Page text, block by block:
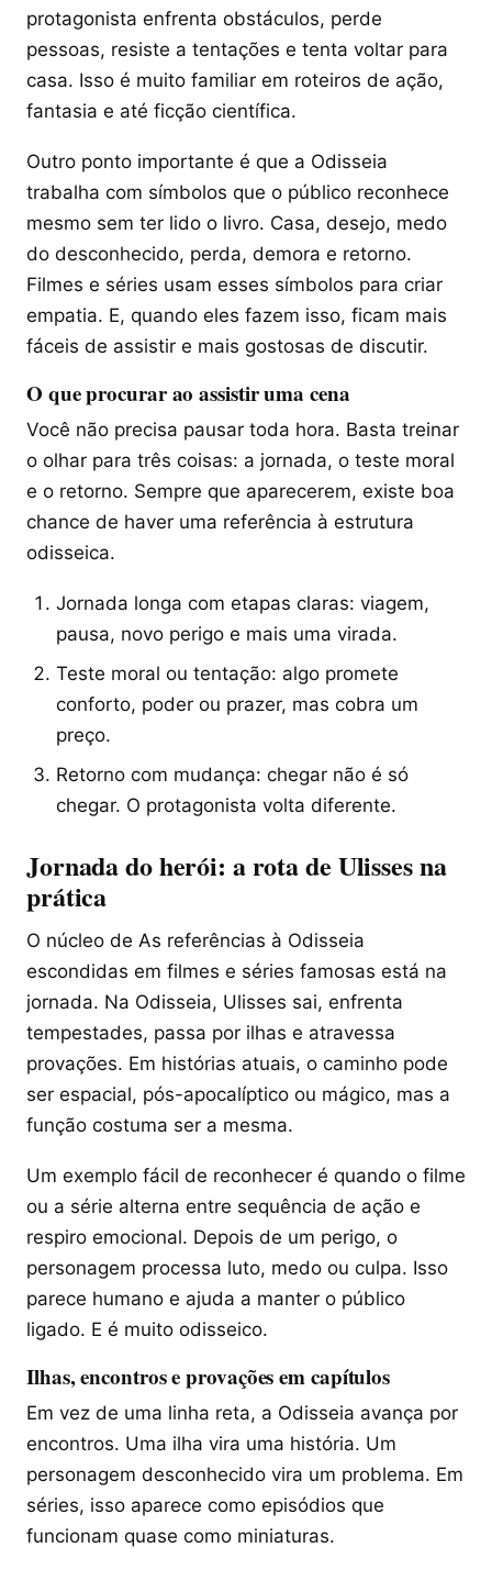
protagonista enfrenta obstáculos, perde
pessoas, resiste a tentações e tenta voltar para
casa. Isso é muito familiar em roteiros de ação,
fantasia e até ficção científica.
Outro ponto importante é que a Odisseia
trabalha com símbolos que o público reconhece
mesmo sem ter lido o livro. Casa, desejo, medo
do desconhecido, perda, demora e retorno.
Filmes e séries usam esses símbolos para criar
empatia. E, quando eles fazem isso, ficam mais
fáceis de assistir e mais gostosas de discutir.
O que procurar ao assistir uma cena
Você não precisa pausar toda hora. Basta treinar
o olhar para três coisas: a jornada, o teste moral
e o retorno. Sempre que aparecerem, existe boa
chance de haver uma referência à estrutura
odisseica.
Jornada longa com etapas claras: viagem,
pausa, novo perigo e mais uma virada.
Teste moral ou tentação: algo promete
conforto, poder ou prazer, mas cobra um
preço.
Retorno com mudança: chegar não é só
chegar. O protagonista volta diferente.
Jornada do herói: a rota de Ulisses na
prática
O núcleo de As referências à Odisseia
escondidas em filmes e séries famosas está na
jornada. Na Odisseia, Ulisses sai, enfrenta
tempestades, passa por ilhas e atravessa
provações. Em histórias atuais, o caminho pode
ser espacial, pós-apocalíptico ou mágico, mas a
função costuma ser a mesma.
Um exemplo fácil de reconhecer é quando o filme
ou a série alterna entre sequência de ação e
respiro emocional. Depois de um perigo, o
personagem processa luto, medo ou culpa. Isso
parece humano e ajuda a manter o público
ligado. E é muito odisseico.
Ilhas, encontros e provações em capítulos
Em vez de uma linha reta, a Odisseia avança por
encontros. Uma ilha vira uma história. Um
personagem desconhecido vira um problema. Em
séries, isso aparece como episódios que
funcionam quase como miniaturas.